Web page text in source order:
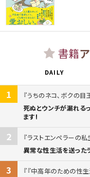
書籍
DAILY
1
うちのネコ、ボクの目
死ぬとウンチが漏れる
ます!
2
ラストエンペラーの
異常な性生活を送った
3
『中高年のための性